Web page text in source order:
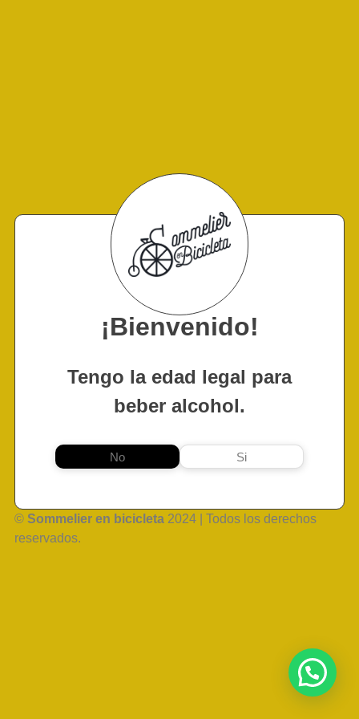
¡Bienvenido!
Tengo la edad legal para
beber alcohol.
No Si
© Sommelier en bicicleta 2024 | Todos los derechos
reservados.